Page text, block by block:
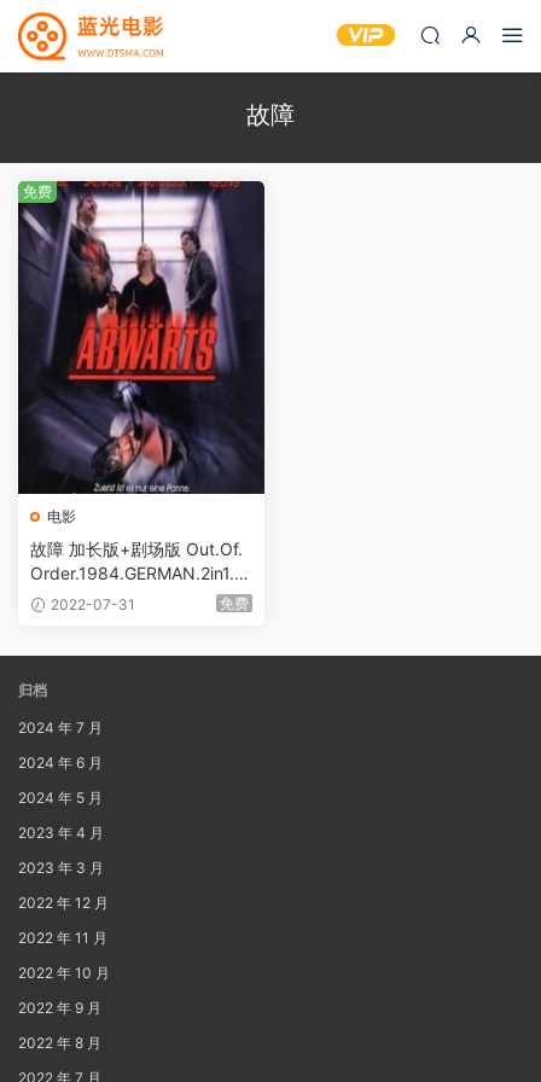
故障
电影
故障 加长版+剧场版 Out.Of.
Order.1984.GERMAN.2in1.10
80p.BluRay.AVC.DTS-HD.M
2022-07-31 免费
免费
归档
2024 年 7 月
2024 年 6 月
2024 年 5 月
2023 年 4 月
2023 年 3 月
2022 年 12 月
2022 年 11 月
2022 年 10 月
2022 年 9 月
2022 年 8 月
2022 年 7 月